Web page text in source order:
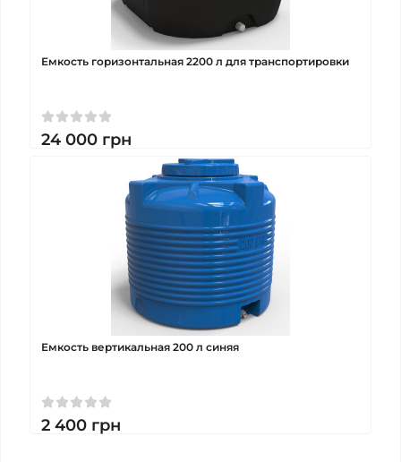
Емкость горизонтальная 2200 л для транспортировки
24 000 грн
Емкость вертикальная 200 л синяя
2 400 грн